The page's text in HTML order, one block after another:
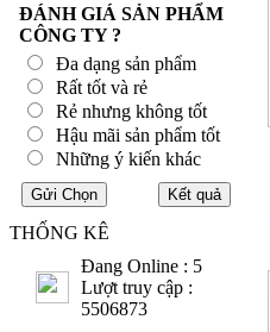
ĐÁNH GIÁ SẢN PHẨM
CÔNG TY ?
Đa dạng sản phẩm
Rất tốt và rẻ
Rẻ nhưng không tốt
Hậu mãi sản phẩm tốt
Những ý kiến khác
THỐNG KÊ
Đang Online : 5
Lượt truy cập :
5506873